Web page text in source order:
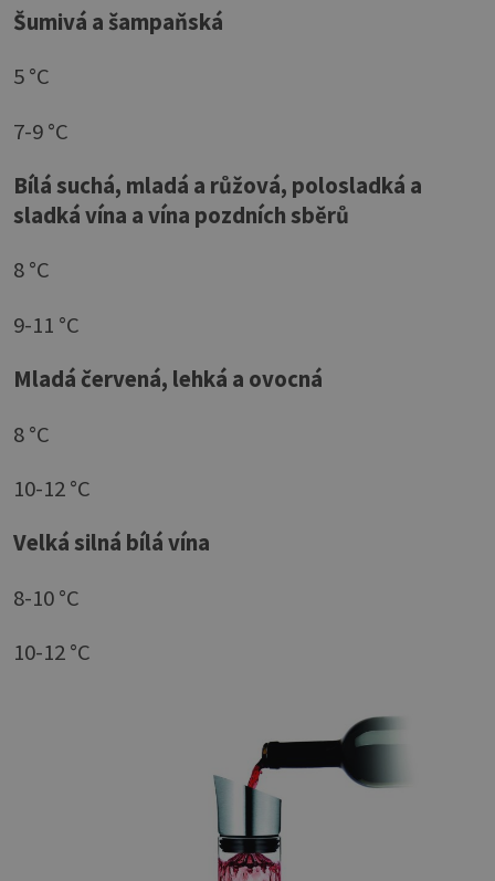
Šumivá a šampaňská
5 °C
7-9 °C
Bílá suchá, mladá a růžová, polosladká a
sladká vína a vína pozdních sběrů
8 °C
9-11 °C
Mladá červená, lehká a ovocná
8 °C
10-12 °C
Velká silná bílá vína
8-10 °C
10-12 °C